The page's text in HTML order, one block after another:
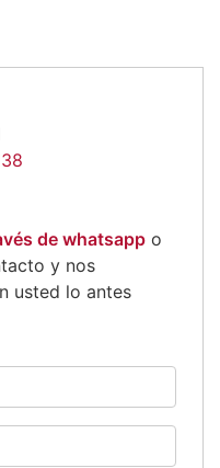
de whatsapp o
y nos
usted lo antes